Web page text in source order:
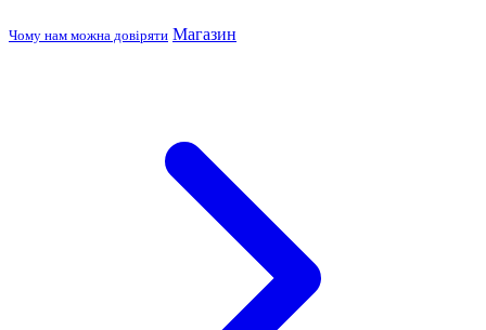
Чому нам можна довіряти Магазин